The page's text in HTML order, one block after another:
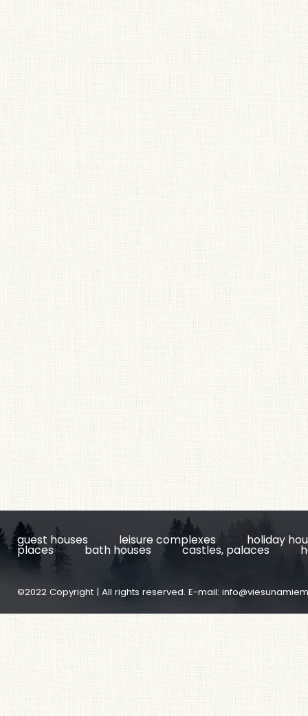
guest houses leisure complexes holiday
places bath houses castles, palaces
©2022 Copyright | All rights reserved. E-mail: